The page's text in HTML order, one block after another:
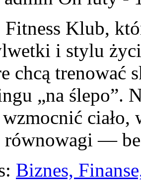
Klub,
i stylu
chcą trenować
„na ślepo”.
—
Biznes,